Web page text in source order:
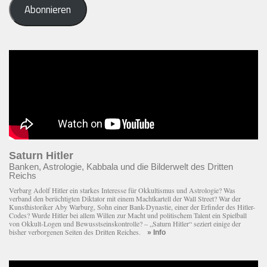
Adresse
eingeben
Abonnieren
Saturn Hitler
Banken, Astrologie, Kabbala und die Bilderwelt des Dritten
Reichs
Verbarg Adolf Hitler ein starkes Interesse für Okkultismus und Astrologie? Was
verband den berüchtigten Diktator mit einem Macht­kartell der Wall Street? War der
Kunsthistoriker Aby Warburg, Sohn einer Bank-Dynastie, einer der Erfinder des Hitler-
Codes? Wurde Hitler bei allem Willen zur Macht und politischem Talent ein Spielball
von Okkult-Logen und Bewusstseinskontrolle? – „Saturn Hitler“ seziert einige der
bisher verborgenen Seiten des Dritten Reiches. » Info